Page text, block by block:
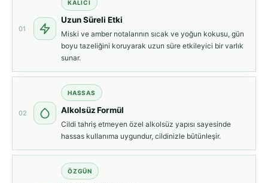
01
KALICI
Uzun Süreli Etki
Miski ve amber notalarının sıcak ve yoğun kokusu, gün
boyu tazeliğini koruyarak uzun süre etkileyici bir varlık
sunar.
02
HASSAS
Alkolsüz Formül
Cildi tahriş etmeyen özel alkolsüz yapısı sayesinde
hassas kullanıma uygundur, cildinizle bütünleşir.
ÖZGÜN